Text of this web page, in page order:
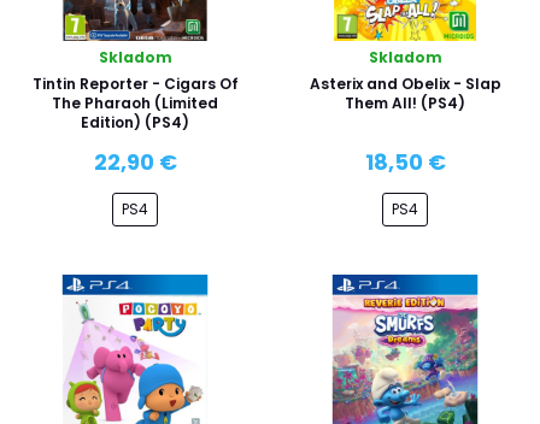
Skladom
Tintin Reporter - Cigars Of
The Pharaoh (Limited
Edition) (PS4)
22,90 €
PS4
Skladom
Asterix and Obelix - Slap
Them All! (PS4)
18,50 €
PS4